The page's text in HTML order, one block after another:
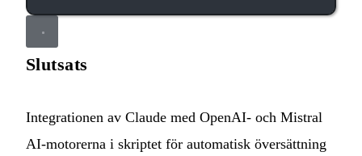
Slutsats
Integrationen av Claude med OpenAI- och Mistral
AI-motorerna i skriptet för automatisk översättning